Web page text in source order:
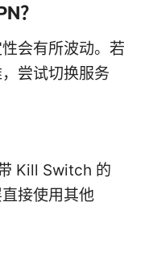
？
会有所波动。若
尝试切换服务
Kill Switch 的
接使用其他